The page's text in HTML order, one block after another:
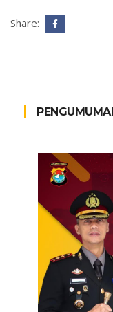
Share: